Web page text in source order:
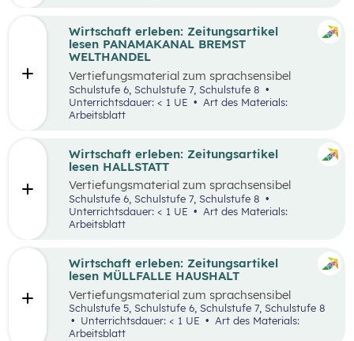
Erlebnisse konzipiert, um die Schüler:innen
aktiv in den Lernprozess einzubinden.
Wirtschaft erleben: Zeitungsartikel
lesen PANAMAKANAL BREMST
WELTHANDEL
Vertiefungsmaterial zum sprachsensibel
aufbereiteten Zeitungsartikel “Panamakanal
bremst Welthandel”.
Schulstufe 6, Schulstufe 7, Schulstufe 8
Unterrichtsdauer: < 1 UE
Arbeitsblatt
Wirtschaft erleben: Zeitungsartikel
lesen HALLSTATT
Vertiefungsmaterial zum sprachsensibel
aufbereiteten Zeitungsartikel “Hallstatt geht
über, Hallstätter gehen unter”.
Schulstufe 6, Schulstufe 7, Schulstufe 8
Unterrichtsdauer: < 1 UE
Arbeitsblatt
Wirtschaft erleben: Zeitungsartikel
lesen MÜLLFALLE HAUSHALT
Vertiefungsmaterial zum sprachsensibel
aufbereiteten Zeitungsartikel “Müllfalle
Haushalt”.
Schulstufe 5, Schulstufe 6, Schulstufe 7, Schulstufe 8
Unterrichtsdauer: < 1 UE
Art des Materials:
Arbeitsblatt